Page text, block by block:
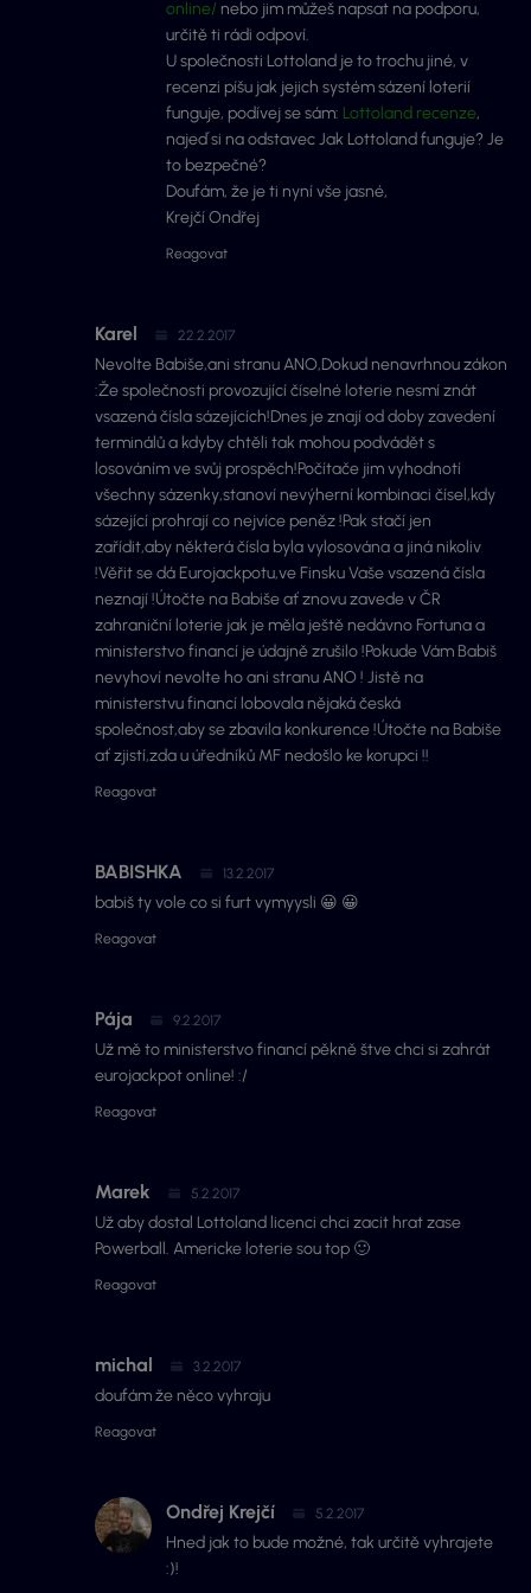
online/ nebo jim můžeš napsat na podporu,
určitě ti rádi odpoví.
U společnosti Lottoland je to trochu jiné, v
recenzi píšu jak jejich systém sázení loterií
funguje, podívej se sám: Lottoland recenze,
najeď si na odstavec Jak Lottoland funguje? Je
to bezpečné?
Doufám, že je ti nyní vše jasné,
Krejčí Ondřej
Reagovat
Karel 22.2.2017
Nevolte Babiše,ani stranu ANO,Dokud nenavrhnou zákon
:Že společnosti provozující číselné loterie nesmí znát
vsazená čísla sázejících!Dnes je znají od doby zavedení
terminálů a kdyby chtěli tak mohou podvádět s
losováním ve svůj prospěch!Počítače jim vyhodnotí
všechny sázenky,stanoví nevýherní kombinaci čísel,kdy
sázející prohrají co nejvíce peněz !Pak stačí jen
zařídit,aby některá čísla byla vylosována a jiná nikoliv
!Věřit se dá Eurojackpotu,ve Finsku Vaše vsazená čísla
neznají !Útočte na Babiše ať znovu zavede v ČR
zahraniční loterie jak je měla ještě nedávno Fortuna a
ministerstvo financí je údajně zrušilo !Pokude Vám Babiš
nevyhoví nevolte ho ani stranu ANO ! Jistě na
ministerstvu financí lobovala nějaká česká
společnost,aby se zbavila konkurence !Útočte na Babiše
ať zjistí,zda u úředníků MF nedošlo ke korupci !!
Reagovat
BABISHKA 13.2.2017
babiš ty vole co si furt vymyysli 😀 😀
Reagovat
Pája 9.2.2017
Už mě to ministerstvo financí pěkně štve chci si zahrát
eurojackpot online! :/
Reagovat
Marek 5.2.2017
Už aby dostal Lottoland licenci chci zacit hrat zase
Powerball. Americke loterie sou top 🙂
Reagovat
michal 3.2.2017
doufám že něco vyhraju
Reagovat
Ondřej Krejčí 5.2.2017
Hned jak to bude možné, tak určitě vyhrajete
:)!